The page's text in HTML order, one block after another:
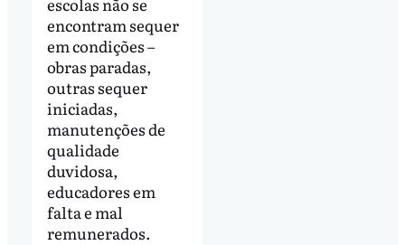
encontram sequer
em condições –
obras paradas,
outras sequer
iniciadas,
manutenções de
qualidade
duvidosa,
educadores em
falta e mal
remunerados.